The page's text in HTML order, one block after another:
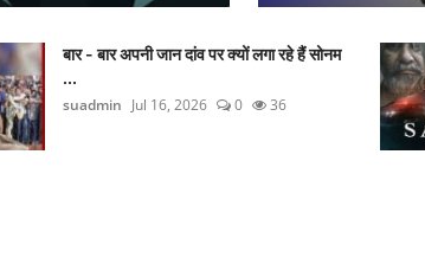
बार - बार अपनी जान दांव पर क्यों लगा रहे हैं सोनम
...
suadmin Jul 16, 2026 0 36